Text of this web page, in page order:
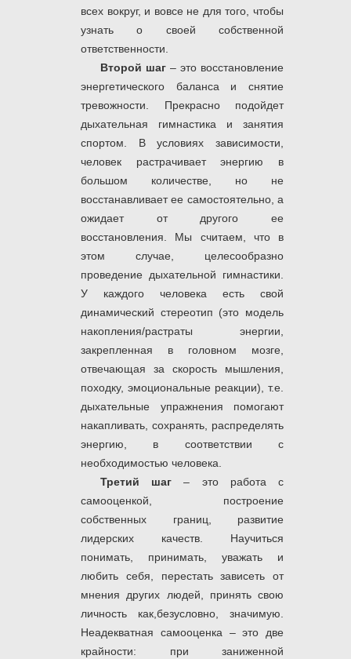
всех вокруг, и вовсе не для того, чтобы
узнать о своей собственной
ответственности.
Второй шаг – это восстановление
энергетического баланса и снятие
тревожности. Прекрасно подойдет
дыхательная гимнастика и занятия
спортом. В условиях зависимости,
человек растрачивает энергию в
большом количестве, но не
восстанавливает ее самостоятельно, а
ожидает от другого ее
восстановления. Мы считаем, что в
этом случае, целесообразно
проведение дыхательной гимнастики.
У каждого человека есть свой
динамический стереотип (это модель
накопления/растраты энергии,
закрепленная в головном мозге,
отвечающая за скорость мышления,
походку, эмоциональные реакции), т.е.
дыхательные упражнения помогают
накапливать, сохранять, распределять
энергию, в соответствии с
необходимостью человека.
Третий шаг – это работа с
самооценкой, построение
собственных границ, развитие
лидерских качеств. Научиться
понимать, принимать, уважать и
любить себя, перестать зависеть от
мнения других людей, принять свою
личность как,безусловно, значимую.
Неадекватная самооценка – это две
крайности: при заниженной